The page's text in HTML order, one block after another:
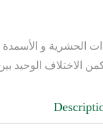
الحشرية و الأسمدة